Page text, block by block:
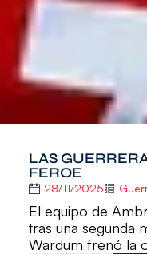
LAS
FEROE
28/11/2025
El equipo de
tras una segunda
Wardum frenó la